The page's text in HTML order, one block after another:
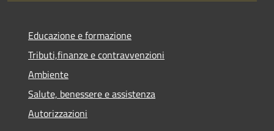
Educazione e formazione
Tributi,finanze e contravvenzioni
Ambiente
Salute, benessere e assistenza
Autorizzazioni